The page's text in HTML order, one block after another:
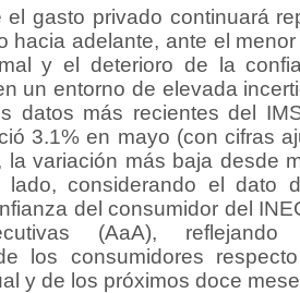
el gasto privado continuará
hacia adelante, ante el
y el deterioro de la
un entorno de elevada
datos más recientes del
3.1% en mayo (con cifras
la variación más baja desde
lado, considerando el dato
del consumidor del
(AaA),
los consumidores
y de los próximos doce